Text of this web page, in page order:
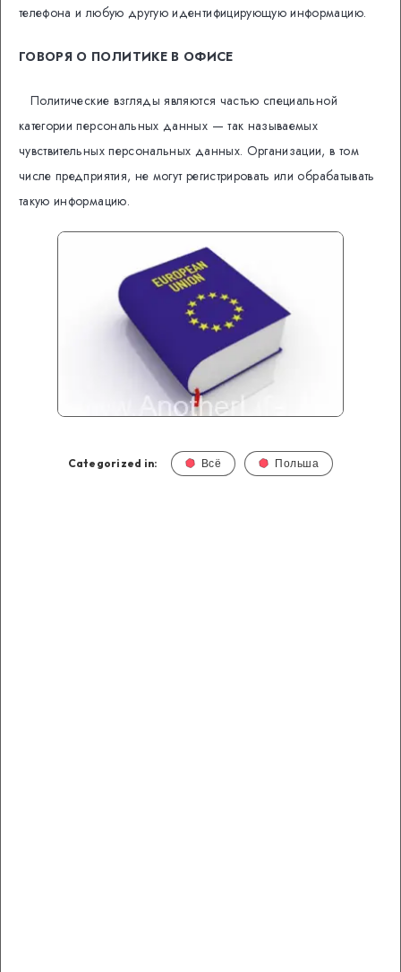
телефона и любую другую идентифицирующую информацию.
ГОВОРЯ О ПОЛИТИКЕ В ОФИСЕ
Политические взгляды являются частью специальной
категории персональных данных — так называемых
чувствительных персональных данных. Организации, в том
числе предприятия, не могут регистрировать или обрабатывать
такую информацию.
Categorized in: Всё Польша